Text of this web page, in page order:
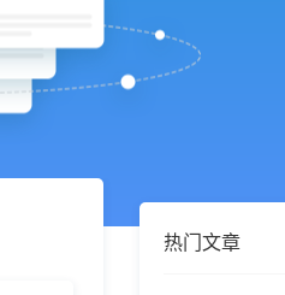
热门文章